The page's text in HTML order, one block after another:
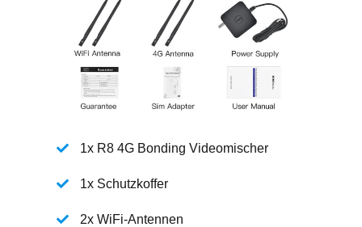
1x R8 4G Bonding Videomischer
1x Schutzkoffer
2x WiFi-Antennen